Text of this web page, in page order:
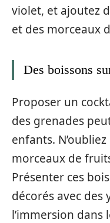
violet, et ajoutez
et des morceaux
Des boissons
Proposer un
des grenades
enfants.
morceaux de
Présenter ces
décorés avec
l’immersion dans